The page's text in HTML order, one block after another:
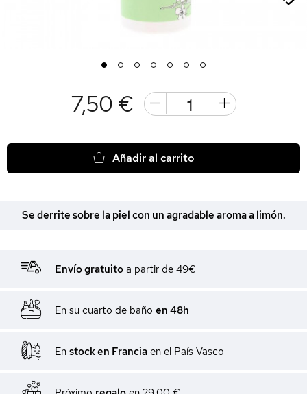
1 2 3 4 5 6 7
7,50 €
Añadir al carrito
Se derrite sobre la piel con un agradable aroma a limón.
Envío gratuito a partir de 49€
En su cuarto de baño en 48h
En stock en Francia en el País Vasco